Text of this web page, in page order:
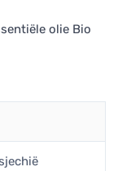
olie Bio